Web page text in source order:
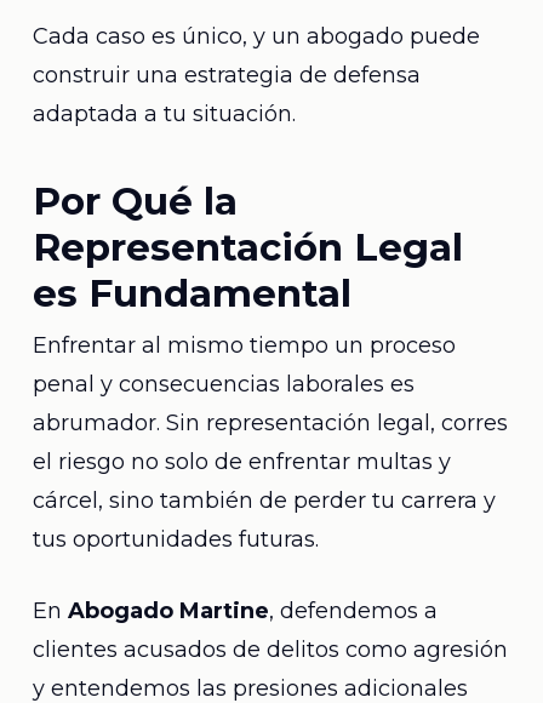
Cada caso es único, y un abogado puede
construir una estrategia de defensa
adaptada a tu situación.
Por Qué la
Representación Legal
es Fundamental
Enfrentar al mismo tiempo un proceso
penal y consecuencias laborales es
abrumador. Sin representación legal, corres
el riesgo no solo de enfrentar multas y
cárcel, sino también de perder tu carrera y
tus oportunidades futuras.
En Abogado Martine, defendemos a
clientes acusados de delitos como agresión
y entendemos las presiones adicionales